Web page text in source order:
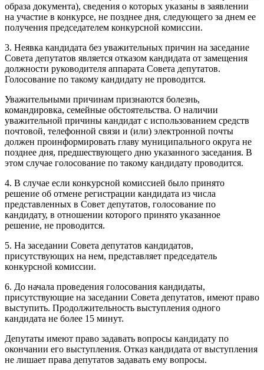
образа документа), сведения о которых указаны в заявлении
на участие в конкурсе, не позднее дня, следующего за днем ее
получения председателем конкурсной комиссии.
3. Неявка кандидата без уважительных причин на заседание
Совета депутатов является отказом кандидата от замещения
должности руководителя аппарата Совета депутатов.
Голосование по такому кандидату не проводится.
Уважительными причинам признаются болезнь,
командировка, семейные обстоятельства. О наличии
уважительной причины кандидат с использованием средств
почтовой, телефонной связи и (или) электронной почты
должен проинформировать главу муниципального округа не
позднее дня, предшествующего дню указанного заседания. В
этом случае голосование по такому кандидату проводится.
4. В случае если конкурсной комиссией было принято
решение об отмене регистрации кандидата из числа
представленных в Совет депутатов, голосование по
кандидату, в отношении которого принято указанное
решение, не проводится.
5. На заседании Совета депутатов кандидатов,
присутствующих на нем, представляет председатель
конкурсной комиссии.
6. До начала проведения голосования кандидаты,
присутствующие на заседании Совета депутатов, имеют право
выступить. Продолжительность выступления одного
кандидата не более 15 минут.
Депутаты имеют право задавать вопросы кандидату по
окончании его выступления. Отказ кандидата от выступления
не лишает права депутатов задавать ему вопросы.